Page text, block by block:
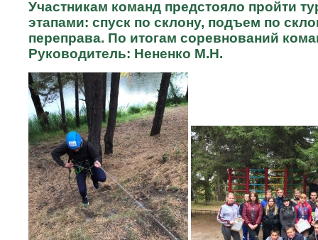
Участникам команд предстояло пройти
этапами: спуск по склону, подъем по
переправа. По итогам соревнований
Руководитель: Нененко М.Н.